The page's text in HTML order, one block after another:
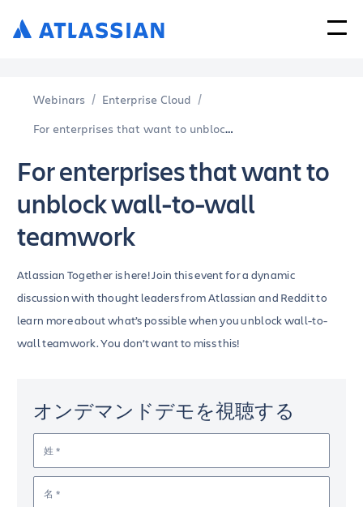
Webinars Enterprise Cloud
For enterprises that want to unblock wall to wall teamwork
For enterprises that want to
unblock wall-to-wall
teamwork
Atlassian Together is here! Join this event for a dynamic
discussion with thought leaders from Atlassian and Reddit to
learn more about what’s possible when you unblock wall-to-
wall teamwork. You don’t want to miss this!
オンデマンドデモを視聴する
姓 *
名 *